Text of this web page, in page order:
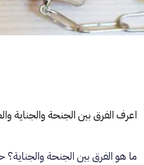
اعرف الفرق بين الجنحة والجناية
ما هو الفرق بين الجنحةوالجناية؟